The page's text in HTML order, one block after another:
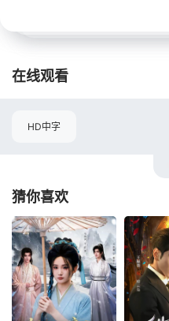
在线观看
HD中字
猜你喜欢